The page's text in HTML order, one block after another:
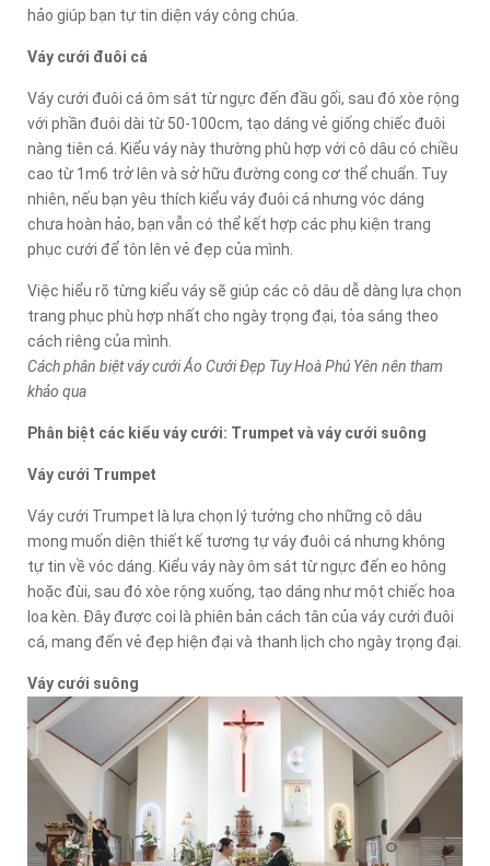
hảo giúp bạn tự tin diện váy công chúa.
Váy cưới đuôi cá
Váy cưới đuôi cá ôm sát từ ngực đến đầu gối, sau đó xòe rộng
với phần đuôi dài từ 50-100cm, tạo dáng vẻ giống chiếc đuôi
nàng tiên cá. Kiểu váy này thường phù hợp với cô dâu có chiều
cao từ 1m6 trở lên và sở hữu đường cong cơ thể chuẩn. Tuy
nhiên, nếu bạn yêu thích kiểu váy đuôi cá nhưng vóc dáng
chưa hoàn hảo, bạn vẫn có thể kết hợp các phụ kiện trang
phục cưới để tôn lên vẻ đẹp của mình.
Việc hiểu rõ từng kiểu váy sẽ giúp các cô dâu dễ dàng lựa chọn
trang phục phù hợp nhất cho ngày trọng đại, tỏa sáng theo
cách riêng của mình.
Cách phân biệt váy cưới Áo Cưới Đẹp Tuy Hoà Phú Yên nên tham
khảo qua
Phân biệt các kiểu váy cưới: Trumpet và váy cưới suông
Váy cưới Trumpet
Váy cưới Trumpet là lựa chọn lý tưởng cho những cô dâu
mong muốn diện thiết kế tương tự váy đuôi cá nhưng không
tự tin về vóc dáng. Kiểu váy này ôm sát từ ngực đến eo hông
hoặc đùi, sau đó xòe rộng xuống, tạo dáng như một chiếc hoa
loa kèn. Đây được coi là phiên bản cách tân của váy cưới đuôi
cá, mang đến vẻ đẹp hiện đại và thanh lịch cho ngày trọng đại.
Váy cưới suông